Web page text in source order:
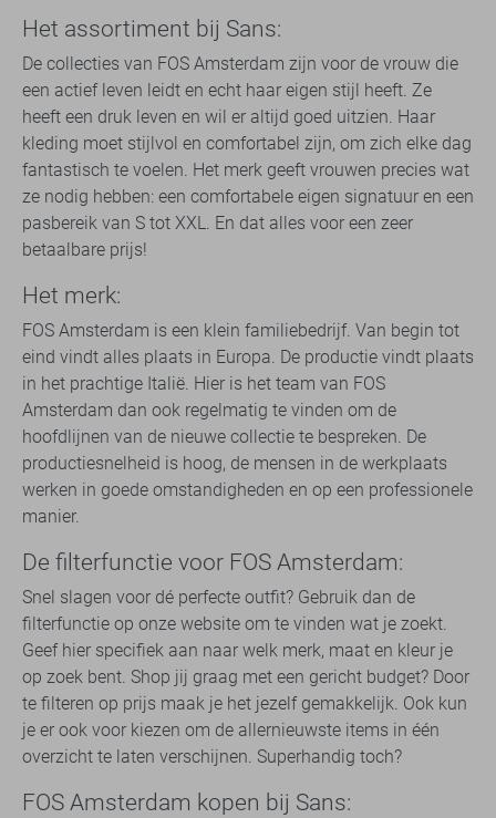
Het assortiment bij Sans:
De collecties van FOS Amsterdam zijn voor de vrouw die
een actief leven leidt en echt haar eigen stijl heeft. Ze
heeft een druk leven en wil er altijd goed uitzien. Haar
kleding moet stijlvol en comfortabel zijn, om zich elke dag
fantastisch te voelen. Het merk geeft vrouwen precies wat
ze nodig hebben: een comfortabele eigen signatuur en een
pasbereik van S tot XXL. En dat alles voor een zeer
betaalbare prijs!
Het merk:
FOS Amsterdam is een klein familiebedrijf. Van begin tot
eind vindt alles plaats in Europa. De productie vindt plaats
in het prachtige Italië. Hier is het team van FOS
Amsterdam dan ook regelmatig te vinden om de
hoofdlijnen van de nieuwe collectie te bespreken. De
productiesnelheid is hoog, de mensen in de werkplaats
werken in goede omstandigheden en op een professionele
manier.
De filterfunctie voor FOS Amsterdam:
Snel slagen voor dé perfecte outfit? Gebruik dan de
filterfunctie op onze website om te vinden wat je zoekt.
Geef hier specifiek aan naar welk merk, maat en kleur je
op zoek bent. Shop jij graag met een gericht budget? Door
te filteren op prijs maak je het jezelf gemakkelijk. Ook kun
je er ook voor kiezen om de allernieuwste items in één
overzicht te laten verschijnen. Superhandig toch?
FOS Amsterdam kopen bij Sans: